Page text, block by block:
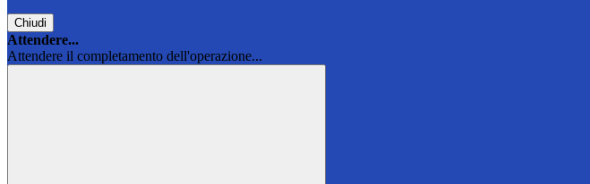
Chiudi
Attendere...
Attendere il completamento dell'operazione...